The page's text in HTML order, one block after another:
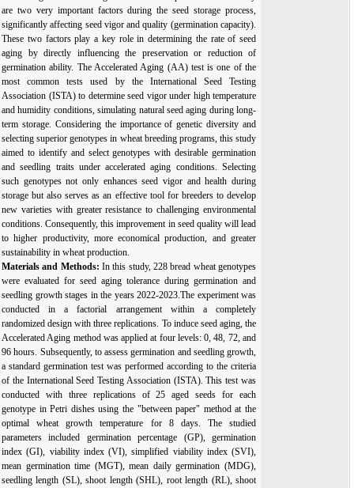
are two very important factors during the seed storage process,
significantly affecting seed vigor and quality (germination capacity).
These two factors play a key role in determining the rate of seed
aging by directly influencing the preservation or reduction of
germination ability. The Accelerated Aging (AA) test is one of the
most common tests used by the International Seed Testing
Association (ISTA) to determine seed vigor under high temperature
and humidity conditions, simulating natural seed aging during long-
term storage. Considering the importance of genetic diversity and
selecting superior genotypes in wheat breeding programs, this study
aimed to identify and select genotypes with desirable germination
and seedling traits under accelerated aging conditions. Selecting
such genotypes not only enhances seed vigor and health during
storage but also serves as an effective tool for breeders to develop
new varieties with greater resistance to challenging environmental
conditions. Consequently, this improvement in seed quality will lead
to higher productivity, more economical production, and greater
sustainability in wheat production.
Materials and Methods:In this study, 228 bread wheat genotypes
were evaluated for seed aging tolerance during germination and
seedling growth stages in the years 2022-2023.The experiment was
conducted in a factorial arrangement within a completely
randomized design with three replications. To induce seed aging, the
Accelerated Aging method was applied at four levels: 0, 48, 72, and
96 hours. Subsequently, to assess germination and seedling growth,
a standard germination test was performed according to the criteria
of the International Seed Testing Association (ISTA). This test was
conducted with three replications of 25 aged seeds for each
genotype in Petri dishes using the "between paper" method at the
optimal wheat growth temperature for 8 days. The studied
parameters included germination percentage (GP ), germination
index (GI ), viability index (VI ), simplified viability index (SVI
mean germination time (MGT ), mean daily germination (MDG
seedling length (SL ), shoot length (SHL ), root length (RL ), shoot